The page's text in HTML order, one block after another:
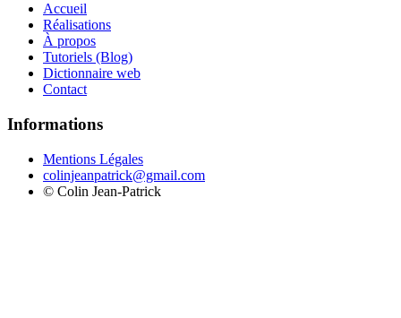
Accueil
Réalisations
À propos
Tutoriels (Blog)
Dictionnaire web
Contact
Informations
Mentions Légales
colinjeanpatrick@gmail.com
© Colin Jean-Patrick